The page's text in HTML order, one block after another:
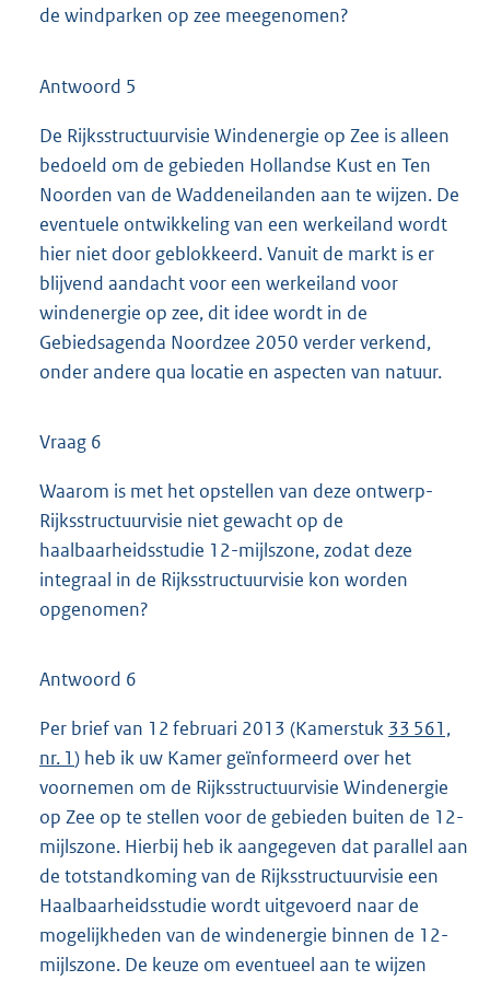
de windparken op zee meegenomen?
Antwoord 5
De Rijksstructuurvisie Windenergie op Zee is alleen
bedoeld om de gebieden Hollandse Kust en Ten
Noorden van de Waddeneilanden aan te wijzen. De
eventuele ontwikkeling van een werkeiland wordt
hier niet door geblokkeerd. Vanuit de markt is er
blijvend aandacht voor een werkeiland voor
windenergie op zee, dit idee wordt in de
Gebiedsagenda Noordzee 2050 verder verkend,
onder andere qua locatie en aspecten van natuur.
Vraag 6
Waarom is met het opstellen van deze ontwerp-
Rijksstructuurvisie niet gewacht op de
haalbaarheidsstudie 12-mijlszone, zodat deze
integraal in de Rijksstructuurvisie kon worden
opgenomen?
Antwoord 6
Per brief van 12 februari 2013 (Kamerstuk 33 561,
nr. 1) heb ik uw Kamer geïnformeerd over het
voornemen om de Rijksstructuurvisie Windenergie
op Zee op te stellen voor de gebieden buiten de 12-
mijlszone. Hierbij heb ik aangegeven dat parallel aan
de totstandkoming van de Rijksstructuurvisie een
Haalbaarheidsstudie wordt uitgevoerd naar de
mogelijkheden van de windenergie binnen de 12-
mijlszone. De keuze om eventueel aan te wijzen